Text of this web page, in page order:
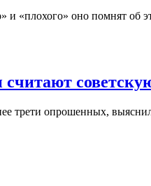
и «плохого» оно помнят об
считают
трети опрошенных,